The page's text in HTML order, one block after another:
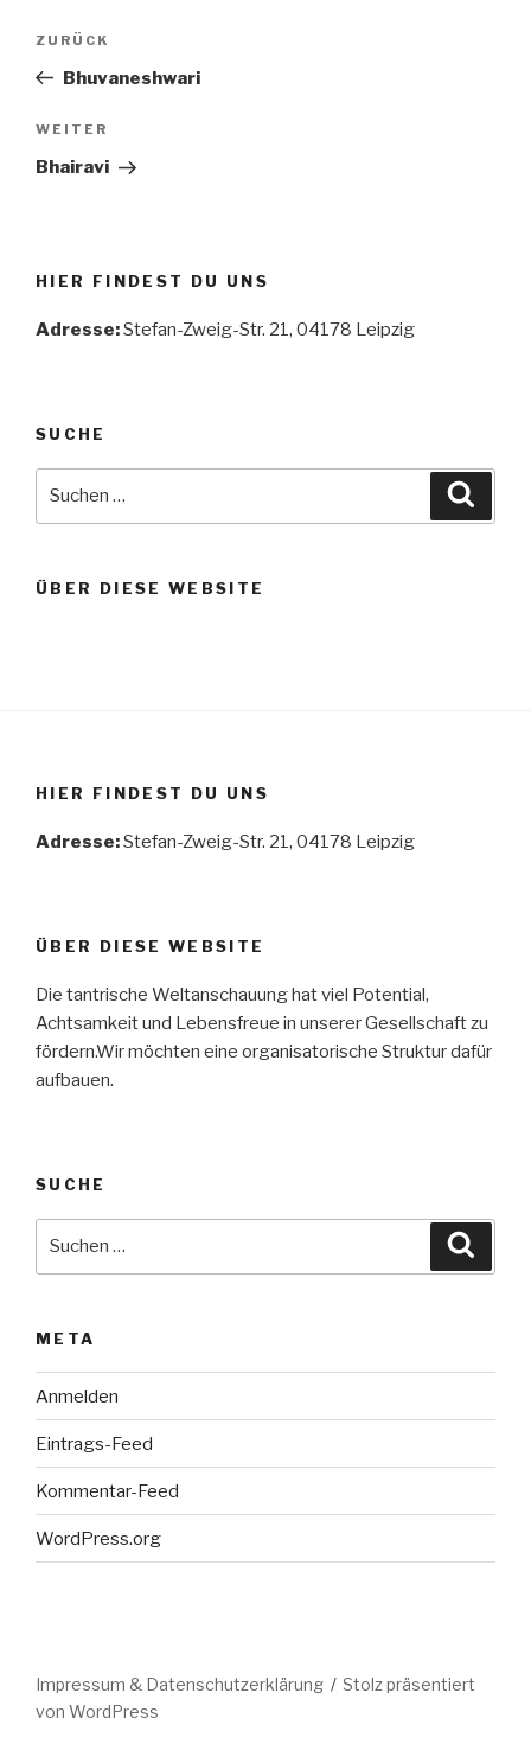
Beitragsnavigation
Vorheriger
Beitrag
ZURÜCK
Bhuvaneshwari
Nächster
Beitrag
WEITER
Bhairavi
HIER FINDEST DU UNS
Adresse:Stefan-Zweig-Str. 21, 04178 Leipzig
SUCHE
ÜBER DIESE WEBSITE
HIER FINDEST DU UNS
Adresse:Stefan-Zweig-Str. 21, 04178 Leipzig
ÜBER DIESE WEBSITE
Die tantrische Weltanschauung hat viel Potential,
Achtsamkeit und Lebensfreue in unserer Gesellschaft zu
fördern.Wir möchten eine organisatorische Struktur dafür
aufbauen.
SUCHE
META
Anmelden
Eintrags-Feed
Kommentar-Feed
WordPress.org
Impressum & Datenschutzerklärung
Stolz präsentiert
von WordPress